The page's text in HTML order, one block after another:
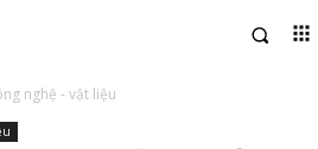
nghệ - vật liệu